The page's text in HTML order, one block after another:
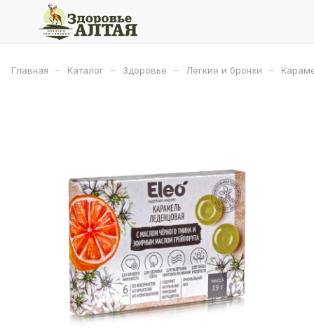
Главная – Каталог – Здоровье – Легкие и бронхи –